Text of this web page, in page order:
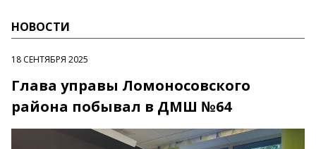
НОВОСТИ
18 СЕНТЯБРЯ 2025
Глава управы Ломоносовского
района побывал в ДМШ №64